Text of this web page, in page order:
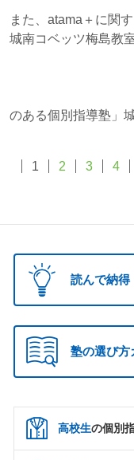
また、atama＋に関
城南コベッツ梅島教
＜「プラ
のある個別指導塾」
1 2 3 4
読んで納得
塾の選び方
高校生の個別